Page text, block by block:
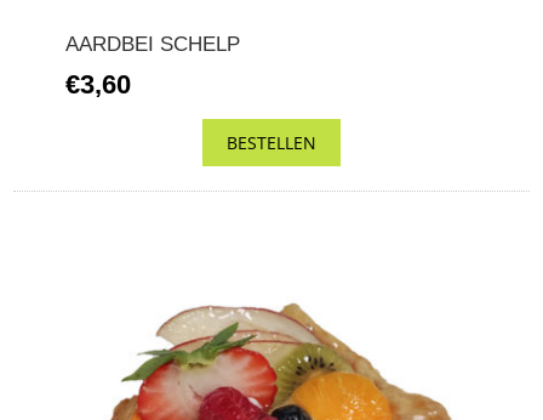
AARDBEI SCHELP
€3,60